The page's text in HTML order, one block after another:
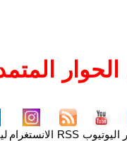
اليوتيوب RSS الانستغرام